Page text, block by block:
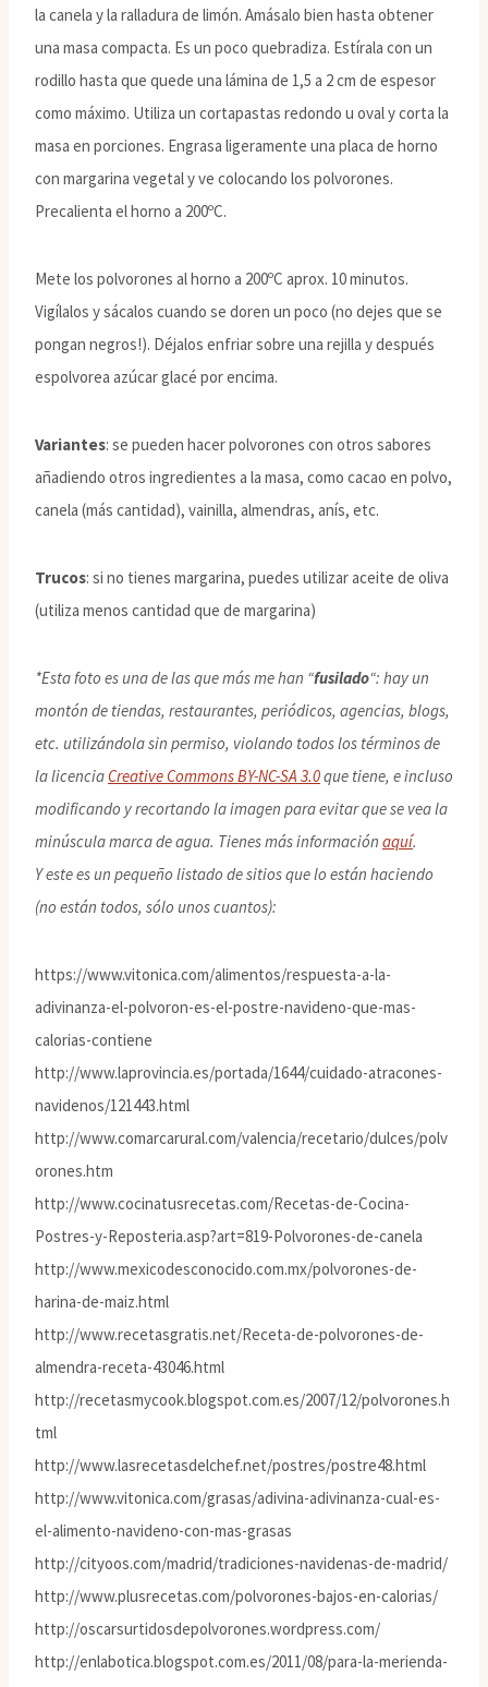
la canela y la ralladura de limón. Amásalo bien hasta obtener
una masa compacta. Es un poco quebradiza. Estírala con un
rodillo hasta que quede una lámina de 1,5 a 2 cm de espesor
como máximo. Utiliza un cortapastas redondo u oval y corta la
masa en porciones. Engrasa ligeramente una placa de horno
con margarina vegetal y ve colocando los polvorones.
Precalienta el horno a 200ºC.
Mete los polvorones al horno a 200ºC aprox. 10 minutos.
Vigílalos y sácalos cuando se doren un poco (no dejes que se
pongan negros!). Déjalos enfriar sobre una rejilla y después
espolvorea azúcar glacé por encima.
Variantes: se pueden hacer polvorones con otros sabores
añadiendo otros ingredientes a la masa, como cacao en polvo,
canela (más cantidad), vainilla, almendras, anís, etc.
Trucos: si no tienes margarina, puedes utilizar aceite de oliva
(utiliza menos cantidad que de margarina)
*Esta foto es una de las que más me han “fusilado“: hay un
montón de tiendas, restaurantes, periódicos, agencias, blogs,
etc. utilizándola sin permiso, violando todos los términos de
la licenciaCreative Commons BY-NC-SA 3.0que tiene, e incluso
modificando y recortando la imagen para evitar que se vea la
minúscula marca de agua. Tienes más información aquí.
Y este es un pequeño listado de sitios que lo están haciendo
(no están todos, sólo unos cuantos):
https://www.vitonica.com/alimentos/respuesta-a-la-
adivinanza-el-polvoron-es-el-postre-navideno-que-mas-
calorias-contiene
http://www.laprovincia.es/portada/1644/cuidado-atracones-
navidenos/121443.html
http://www.comarcarural.com/valencia/recetario/dulces/polv
orones.htm
http://www.cocinatusrecetas.com/Recetas-de-Cocina-
Postres-y-Reposteria.asp?art=819-Polvorones-de-canela
http://www.mexicodesconocido.com.mx/polvorones-de-
harina-de-maiz.html
http://www.recetasgratis.net/Receta-de-polvorones-de-
almendra-receta-43046.html
http://recetasmycook.blogspot.com.es/2007/12/polvorones.h
tml
http://www.lasrecetasdelchef.net/postres/postre48.html
http://www.vitonica.com/grasas/adivina-adivinanza-cual-es-
el-alimento-navideno-con-mas-grasas
http://cityoos.com/madrid/tradiciones-navidenas-de-madrid/
http://www.plusrecetas.com/polvorones-bajos-en-calorias/
http://oscarsurtidosdepolvorones.wordpress.com/
http://enlabotica.blogspot.com.es/2011/08/para-la-merienda-